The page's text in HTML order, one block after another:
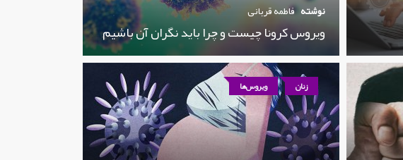
نوشته فاطمه قربانی
ویروس کرونا چیست و چرا باید نگران آن باشیم
زنان ویروس‌ها